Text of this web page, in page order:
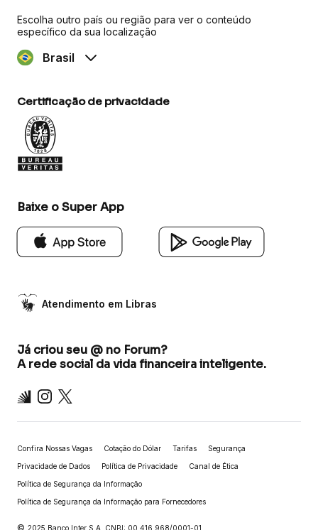
Escolha outro país ou região para ver o conteúdo
específico da sua localização
Brasil
Certificação de privacidade
Baixe o Super App
Atendimento em Libras
Já criou seu @ no Forum?
A rede social da vida financeira inteligente.
Inter Instagram
X
Confira Nossas Vagas Cotação do Dólar Tarifas Segurança
Privacidade de Dados Política de Privacidade Canal de Ética
Política de Segurança da Informação
Política de Segurança da Informação para Fornecedores
© 2025 Banco Inter S.A. CNPJ: 00.416.968/0001-01